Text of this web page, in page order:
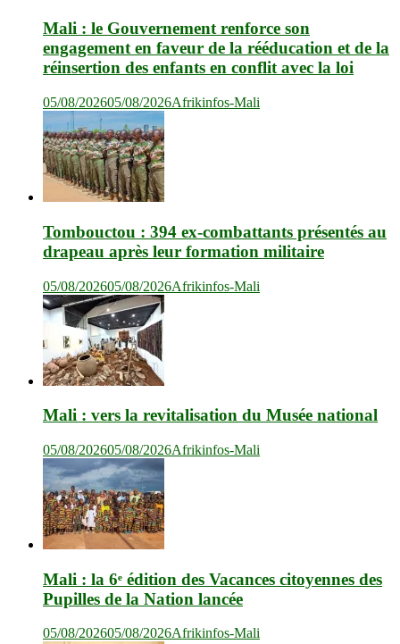
Mali : le Gouvernement renforce son
engagement en faveur de la rééducation et de la
réinsertion des enfants en conflit avec la loi
05/08/202605/08/2026Afrikinfos-Mali
Tombouctou : 394 ex-combattants présentés au
drapeau après leur formation militaire
05/08/202605/08/2026Afrikinfos-Mali
Mali : vers la revitalisation du Musée national
05/08/202605/08/2026Afrikinfos-Mali
Mali : la 6ᵉ édition des Vacances citoyennes des
Pupilles de la Nation lancée
05/08/202605/08/2026Afrikinfos-Mali